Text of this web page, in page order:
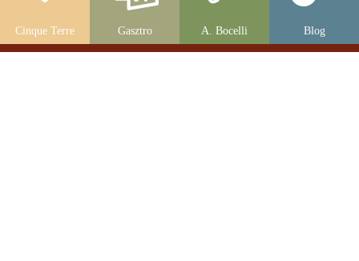
Cinque Terre Gasztro A. Bocelli Blog